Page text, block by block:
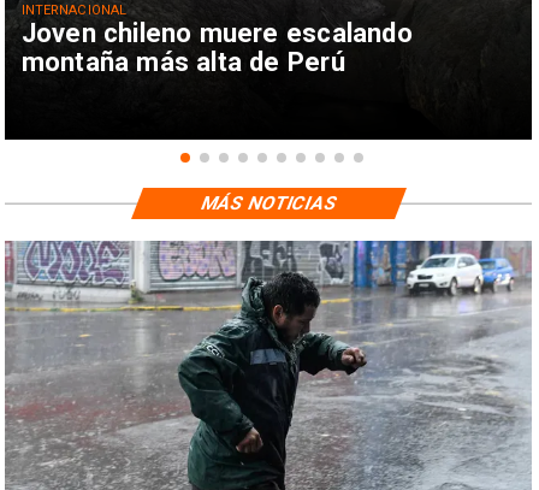
Joven chileno muere escalando
montaña más alta de Perú
INTERNACIONAL
MÁS NOTICIAS